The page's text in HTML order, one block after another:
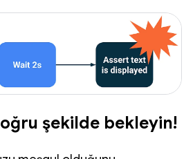
şekilde bekleyin!